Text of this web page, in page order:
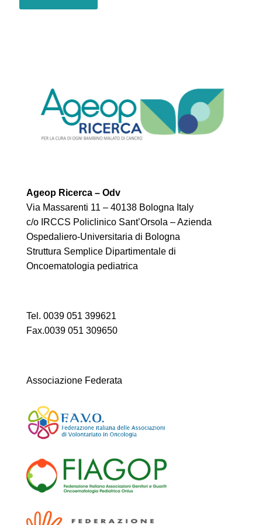
Ageop Ricerca – Odv
Via Massarenti 11 – 40138 Bologna Italy
c/o IRCCS Policlinico Sant’Orsola – Azienda
Ospedaliero-Universitaria di Bologna
Struttura Semplice Dipartimentale di
Oncoematologia pediatrica
Tel. 0039 051 399621
Fax.0039 051 309650
Associazione Federata